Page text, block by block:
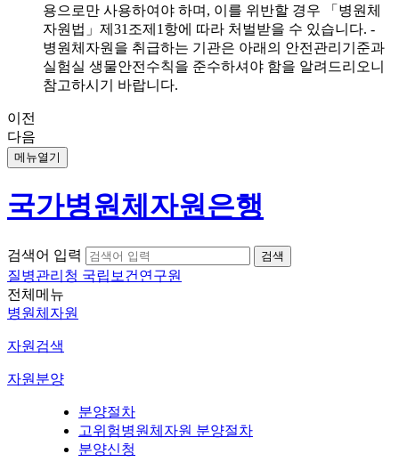
용으로만 사용하여야 하며, 이를 위반할 경우 「병원체
자원법」제31조제1항에 따라 처벌받을 수 있습니다. -
병원체자원을 취급하는 기관은 아래의 안전관리기준과
실험실 생물안전수칙을 준수하셔야 함을 알려드리오니
참고하시기 바랍니다.
이전
다음
메뉴열기
국가병원체자원은행
검색어 입력
질병관리청 국립보건연구원
전체메뉴
병원체자원
자원검색
자원분양
분양절차
고위험병원체자원 분양절차
분양신청